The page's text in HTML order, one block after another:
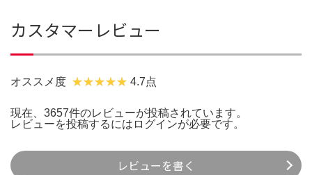
カスタマーレビュー
オススメ度 4.7点
現在、3657件のレビューが投稿されています。
レビューを投稿するには ログインが必要です。
レビューを書く